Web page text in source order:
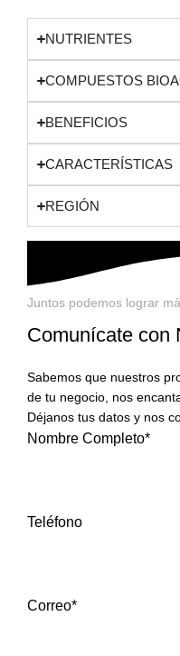
NUTRIENTES
COMPUESTOS
BENEFICIOS
CARACTERÍSTICAS
REGIÓN
Juntos podemos lograr
Comunícate con
Sabemos que nuestros
de tu negocio, nos
Déjanos tus datos y nos
Nombre Completo*
Teléfono
Correo*